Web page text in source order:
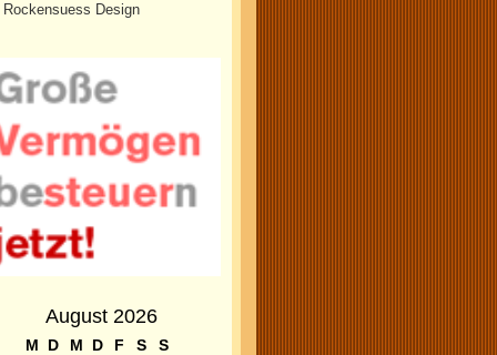
Rockensuess Design
August 2026
M D M D F S S